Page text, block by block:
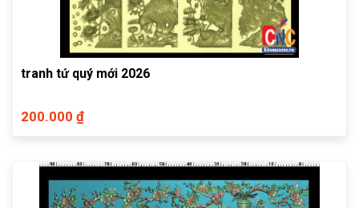
tranh tứ quý mới 2026
200.000 ₫